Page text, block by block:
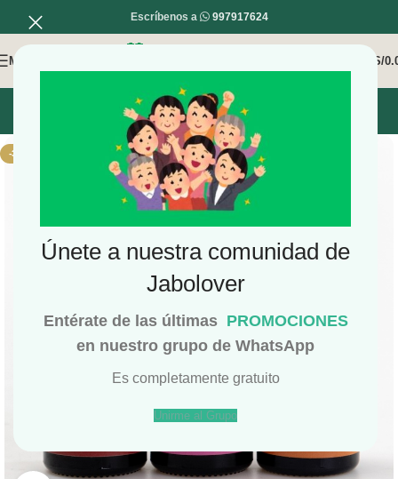
Únete a nuestra comunidad de
Jabolover
Entérate de las últimas PROMOCIONES
en nuestro grupo de WhatsApp
Es completamente gratuito
Unirme al Grupo
Escríbenos a 997917624
MENÚ S/
INICIO MI COMPRA MI CUENTA
-38%